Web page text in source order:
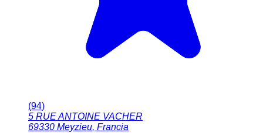
(94)
5 RUE ANTOINE VACHER
69330 Meyzieu, Francia